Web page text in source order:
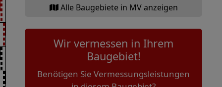
Alle Baugebiete in MV anzeigen
Wir vermessen in Ihrem
Baugebiet!
Benötigen Sie Vermessungsleistungen